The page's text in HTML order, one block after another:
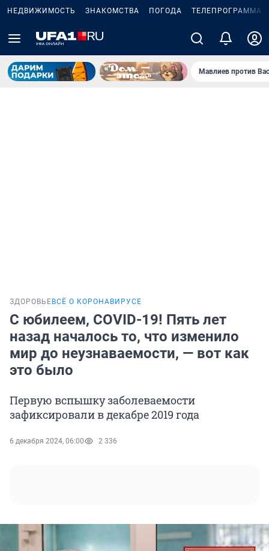
НЕДВИЖИМОСТЬ ЗНАКОМСТВА ПОГОДА ТЕЛЕПРОГРАММА
Мавлиев против
ЗДОРОВЬЕ ВСЁ О КОРОНАВИРУСЕ
С юбилеем, COVID-19! Пять лет
назад началось то, что изменило
мир до неузнаваемости, — вот как
это было
Первую вспышку заболеваемости
зафиксировали в декабре 2019 года
6 декабря 2024, 06:00 2 336